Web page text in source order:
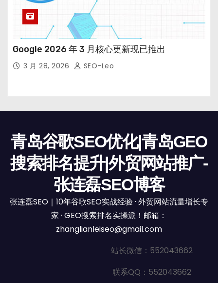
Google 2026 年 3 月核心更新现已推出
3 月 28, 2026 SEO-Leo
青岛谷歌SEO优化|青岛GEO
搜索排名提升|外贸网站推广-
张连磊SEO博客
张连磊SEO｜10年谷歌SEO实战经验 · 外贸网站流量增长专
家 · GEO搜索排名实操派！邮箱：
zhanglianleiseo@gmail.com
站长微信：552043662
联系QQ：552043662